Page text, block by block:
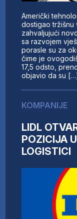
Američki
dostigao tržišnu
zahvaljujući
sa razvojem
porasle su za
čime je
17,5 odsto,
objavio da su
KOMPANIJE
LIDL
POZICIJA
LOGISTICI